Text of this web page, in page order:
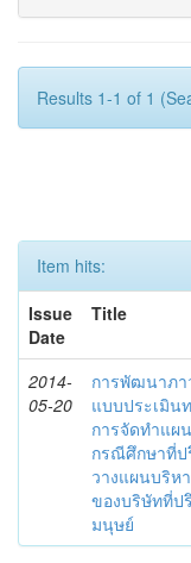
Results 1-1 of 1
Item hits:
Issue
Date
Title
2014-
05-20
การพัฒนาภา
แบบประเมิน
การจัดทำแผ
กรณีศึกษาที่ป
วางแผนบริห
ของบริษัทที่ป
มนุษย์